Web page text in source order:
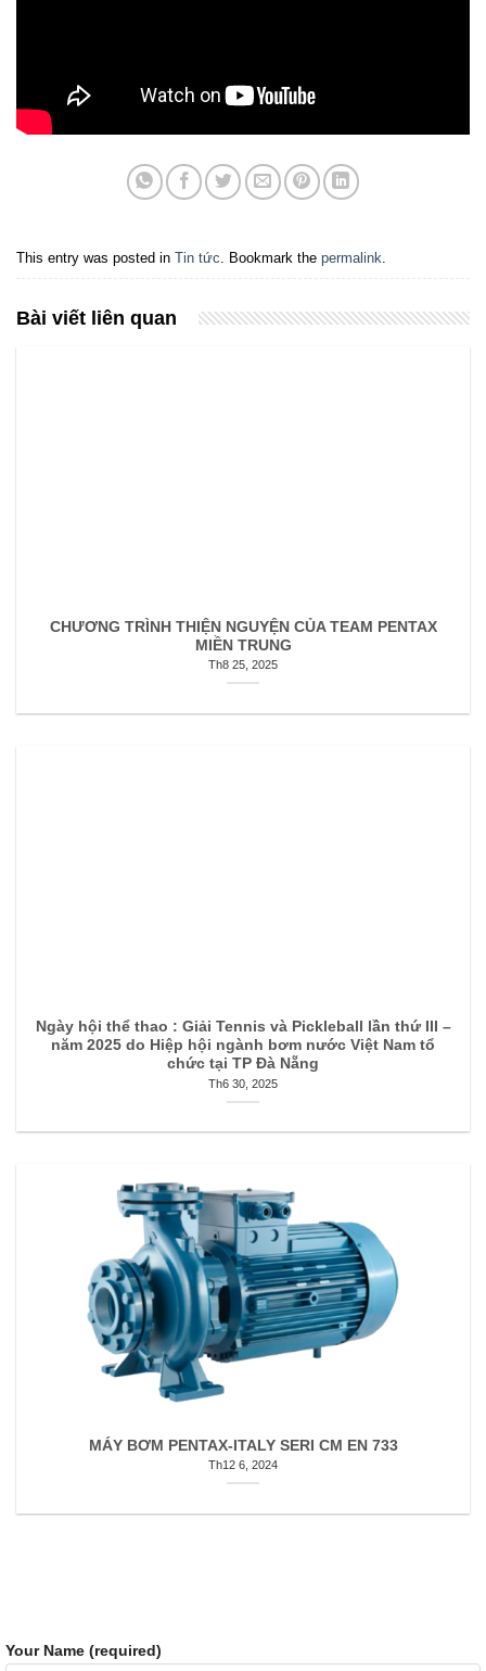
This entry was posted in Tin tức . Bookmark the permalink
Bài viết liên quan
CHƯƠNG TRÌNH THIỆN NGUYỆN CỦA TEAM PENTAX
MIỀN TRUNG
Th8 25, 2025
Ngày hội thể thao : Giải Tennis và Pickleball lần thứ III –
năm 2025 do Hiệp hội ngành bơm nước Việt Nam tổ
chức tại TP Đà Nẵng
Th6 30, 2025
MÁY BƠM PENTAX-ITALY SERI CM EN 733
Th12 6, 2024
Your Name (required)